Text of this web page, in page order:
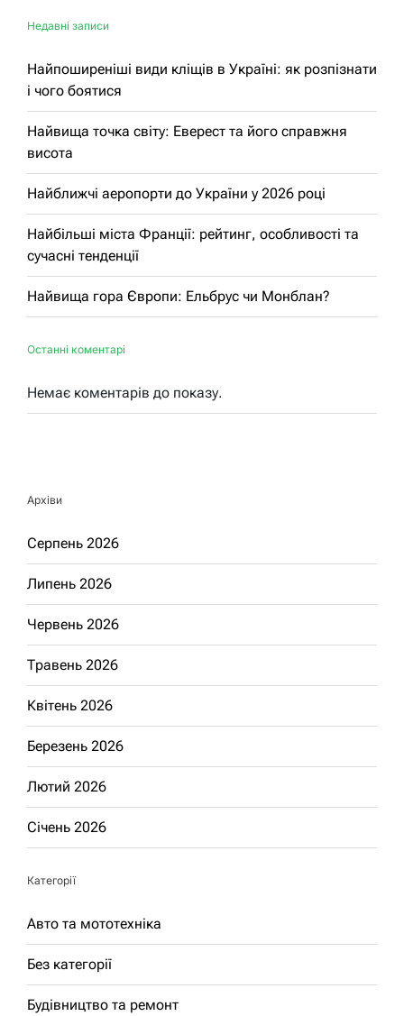
Недавні записи
Найпоширеніші види кліщів в Україні: як розпізнати
і чого боятися
Найвища точка світу: Еверест та його справжня
висота
Найближчі аеропорти до України у 2026 році
Найбільші міста Франції: рейтинг, особливості та
сучасні тенденції
Найвища гора Європи: Ельбрус чи Монблан?
Останні коментарі
Немає коментарів до показу.
Архіви
Серпень 2026
Липень 2026
Червень 2026
Травень 2026
Квітень 2026
Березень 2026
Лютий 2026
Січень 2026
Категорії
Авто та мототехніка
Без категорії
Будівництво та ремонт